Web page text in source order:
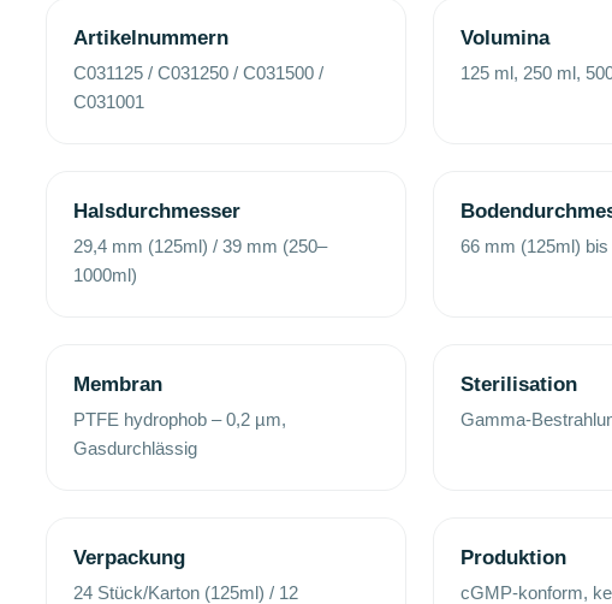
Artikelnummern
C031125 / C031250 / C031500 /
C031001
Volumina
125 ml, 250 ml,
Halsdurchmesser
29,4 mm (125ml) / 39 mm (250–
1000ml)
66 mm (125ml)
Membran
PTFE hydrophob – 0,2 µm,
Gasdurchlässig
Sterilisation
Gamma-
Verpackung
24 Stück/Karton (125ml) / 12
Produktion
cGMP-konform,